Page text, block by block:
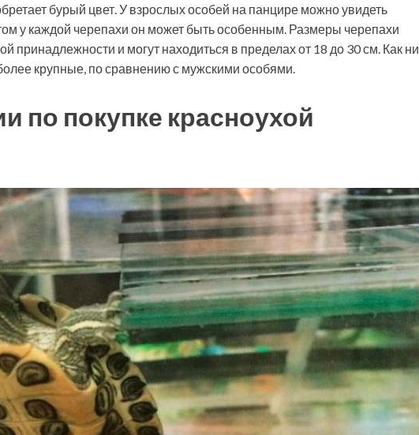
бурый цвет. У взрослых особей на панцире можно увидеть
у каждой черепахи он может быть особенным. Размеры черепахи
принадлежности и могут находиться в пределах от 18 до 30 см. Как ни
крупные, по сравнению с мужскими особями.
по покупке красноухой